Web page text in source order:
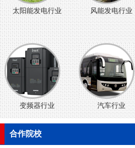
太阳能发电行业 风能发电行业
变频器行业 汽车行业
合作院校